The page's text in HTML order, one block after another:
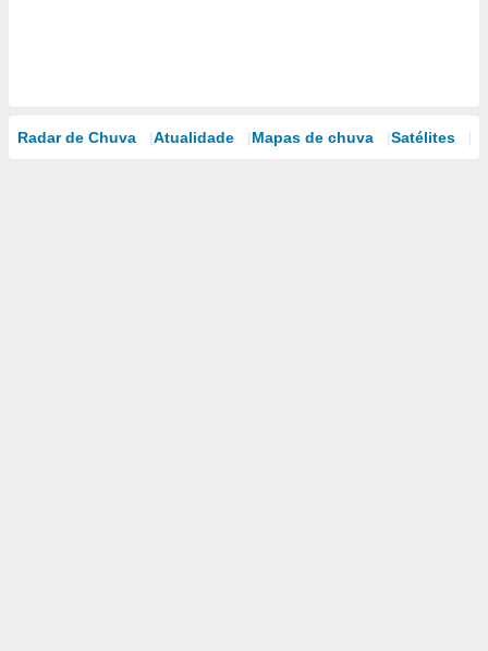
Radar de Chuva Atualidade Mapas de chuva Satélites